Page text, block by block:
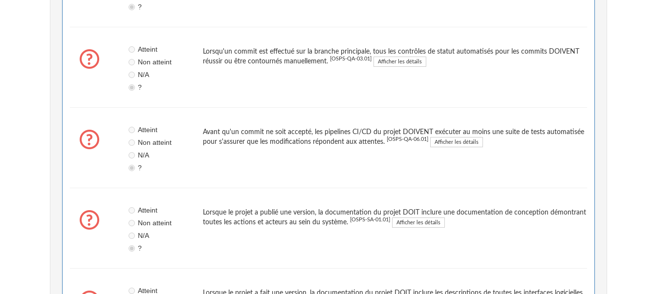
?
Atteint
Non atteint
N/A
?
Lorsqu'un commit est effectué sur la branche principale, tous les contrôles de statut automatisés pour les commits DOIVENT
réussir ou être contournés manuellement.
[OSPS-QA-03.01] Afficher les détails
Atteint
Non atteint
N/A
?
Avant qu'un commit ne soit accepté, les pipelines CI/CD du projet DOIVENT exécuter au moins une suite de tests automatisée
pour s'assurer que les modifications répondent aux attentes.
[OSPS-QA-06.01] Afficher les détails
Atteint
Non atteint
N/A
?
Lorsque le projet a publié une version, la documentation du projet DOIT inclure une documentation de conception démontrant
toutes les actions et acteurs au sein du système.
[OSPS-SA-01.01] Afficher les détails
Atteint